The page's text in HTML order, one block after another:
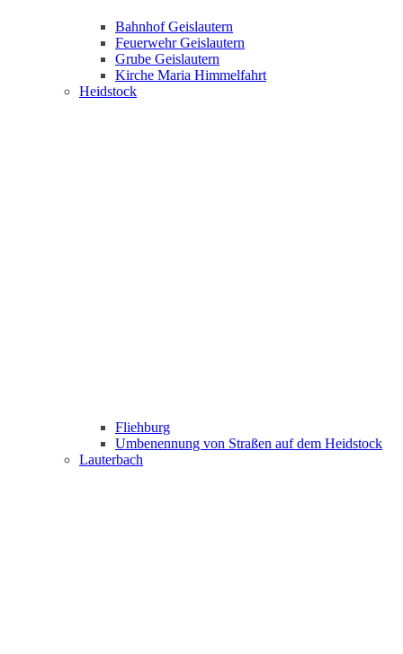
Bahnhof Geislautern
Feuerwehr Geislautern
Grube Geislautern
Kirche Maria Himmelfahrt
Heidstock
Fliehburg
Umbenennung von Straßen auf dem Heidstock
Lauterbach